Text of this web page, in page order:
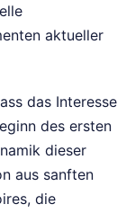
aktueller
das Interesse
des ersten
dieser
aus sanften
die